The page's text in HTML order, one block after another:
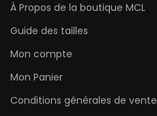
À Propos de la boutique MCL
Guide des tailles
Mon compte
Mon Panier
Conditions générales de vente